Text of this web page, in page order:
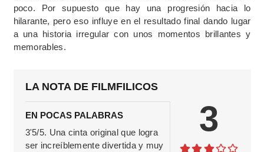
poco. Por supuesto que hay una progresión hacia lo
hilarante, pero eso influye en el resultado final dando lugar
a una historia irregular con unos momentos brillantes y
memorables.
LA NOTA DE FILMFILICOS
EN POCAS PALABRAS
3'5/5. Una cinta original que logra
ser increíblemente divertida y muy
3